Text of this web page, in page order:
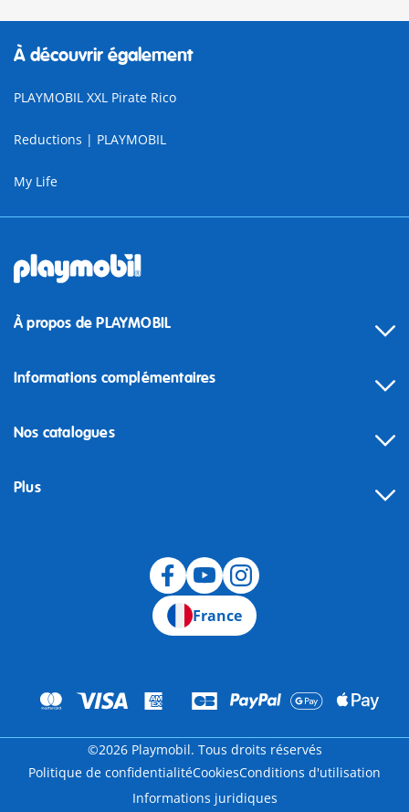
À découvrir également
PLAYMOBIL XXL Pirate Rico
Reductions | PLAYMOBIL
My Life
À propos de PLAYMOBIL
Informations complémentaires
Nos catalogues
Plus
France
©2026 Playmobil. Tous droits réservés
Politique de confidentialitéCookiesConditions d'utilisation
Informations juridiques